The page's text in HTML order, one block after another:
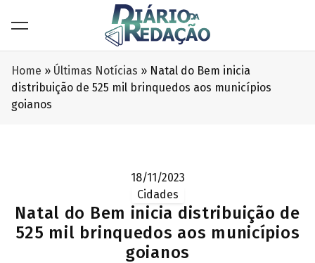
Home » Últimas Notícias » Natal do Bem inicia
distribuição de 525 mil brinquedos aos municípios
goianos
18/11/2023
Cidades
Natal do Bem inicia distribuição de
525 mil brinquedos aos municípios
goianos